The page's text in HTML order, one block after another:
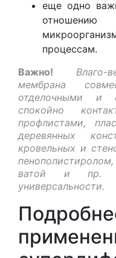
еще одно
процессам.
Важно!
Влаго-
мембрана
отделочными и
спокойно
профлистами,
деревянных
кровельных и
ватой и пр.
универсальности.